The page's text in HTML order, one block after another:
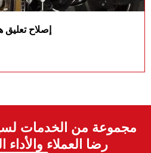
إصلاح تعليق
مجموعة من الخدمات
رضا العملاء والأداء